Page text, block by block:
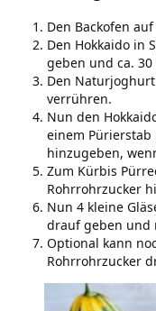
Den Backofen
Den Hokkaido in
geben und ca.
Den
verrühren.
Nun den
einem Pürierstab
hinzugeben,
Zum Kürbis
Rohrrohrzucker
Nun 4 kleine
drauf geben und
Optional kann
Rohrrohrzucker